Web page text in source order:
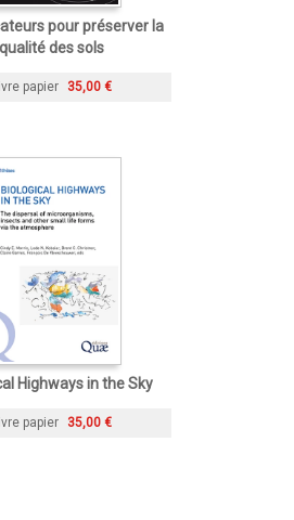
pour préserver la
qualité des sols
papier 35,00 €
Highways in the Sky
papier 35,00 €